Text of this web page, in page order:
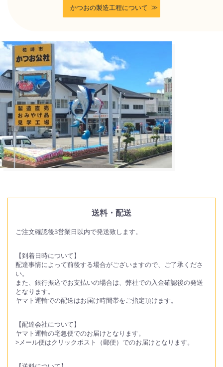
かつおの製造工程について
送料・配送
ご注文確認後3営業日以内で発送致します。
【到着日時について】
配達事情によって前後する場合がございますので、ご了承くださ
い。
また、銀行振込でお支払いの場合は、弊社での入金確認後の発送
となります。
ヤマト運輸での配送はお届け時間帯をご指定頂けます。
【配達会社について】
ヤマト運輸の宅急便でのお届けとなります。
>メール便はクリックポスト（郵便）でのお届けとなります。